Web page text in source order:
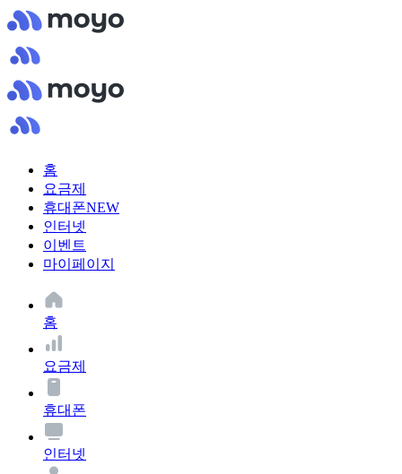
홈
요금제
휴대폰NEW
인터넷
이벤트
마이페이지
홈
요금제
휴대폰
인터넷